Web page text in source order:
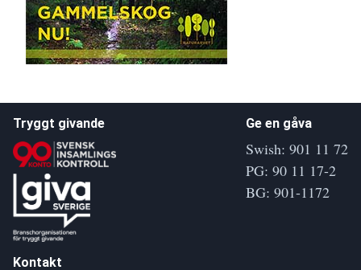
Tryggt givande Ge en gåva
Swish: 901 11 72
PG: 90 11 17-2
BG: 901-1172
Kontakt